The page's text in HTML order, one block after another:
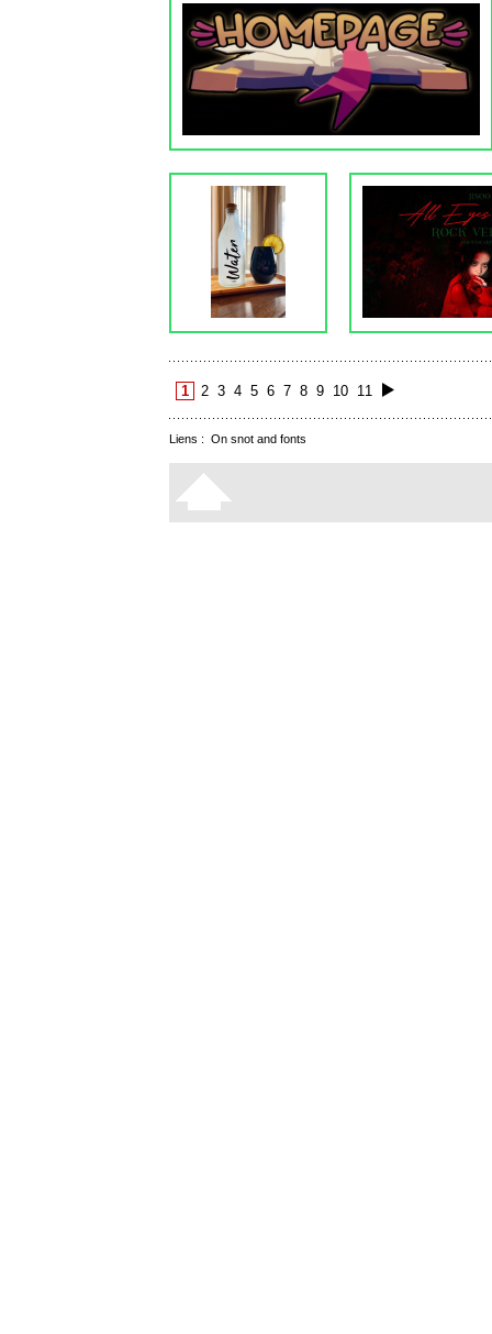
1 2 3 4 5 6 7 8 9 10 11
Liens : On snot and fonts